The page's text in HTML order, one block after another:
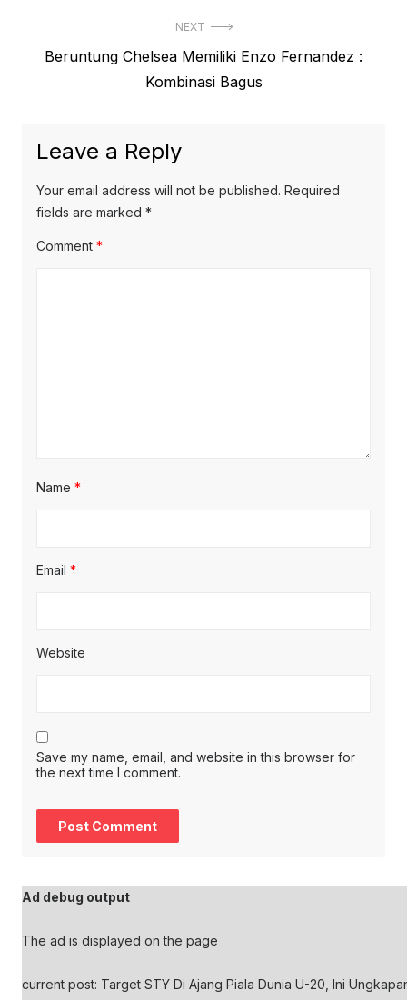
NEXT
Next
Beruntung Chelsea Memiliki Enzo Fernandez :
Kombinasi Bagus
Leave a Reply
Your email address will not be published. Required
fields are marked *
Comment *
Name *
Email *
Website
Save my name, email, and website in this browser for
the next time I comment.
Ad debug output
The ad is displayed on the page
current post: Target STY Di Ajang Piala Dunia U-20, Ini